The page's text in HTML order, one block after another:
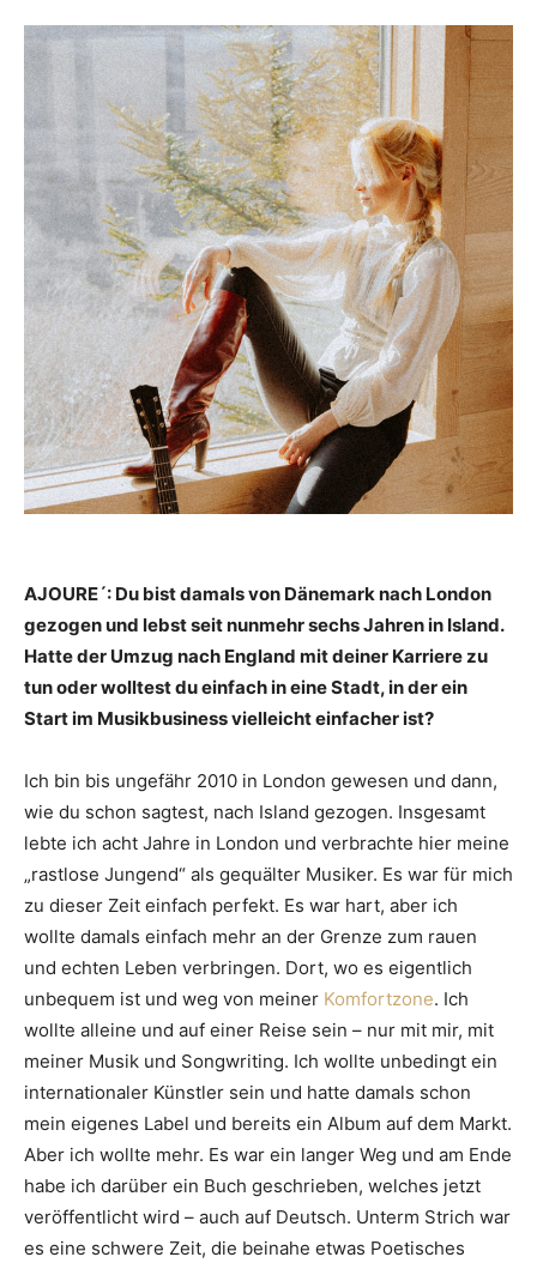
AJOURE´: Du bist damals von Dänemark nach London
gezogen und lebst seit nunmehr sechs Jahren in Island.
Hatte der Umzug nach England mit deiner Karriere zu
tun oder wolltest du einfach in eine Stadt, in der ein
Start im Musikbusiness vielleicht einfacher ist?
Ich bin bis ungefähr 2010 in London gewesen und dann,
wie du schon sagtest, nach Island gezogen. Insgesamt
lebte ich acht Jahre in London und verbrachte hier meine
„rastlose Jungend“ als gequälter Musiker. Es war für mich
zu dieser Zeit einfach perfekt. Es war hart, aber ich
wollte damals einfach mehr an der Grenze zum rauen
und echten Leben verbringen. Dort, wo es eigentlich
unbequem ist und weg von meiner Komfortzone. Ich
wollte alleine und auf einer Reise sein – nur mit mir, mit
meiner Musik und Songwriting. Ich wollte unbedingt ein
internationaler Künstler sein und hatte damals schon
mein eigenes Label und bereits ein Album auf dem Markt.
Aber ich wollte mehr. Es war ein langer Weg und am Ende
habe ich darüber ein Buch geschrieben, welches jetzt
veröffentlicht wird – auch auf Deutsch. Unterm Strich war
es eine schwere Zeit, die beinahe etwas Poetisches